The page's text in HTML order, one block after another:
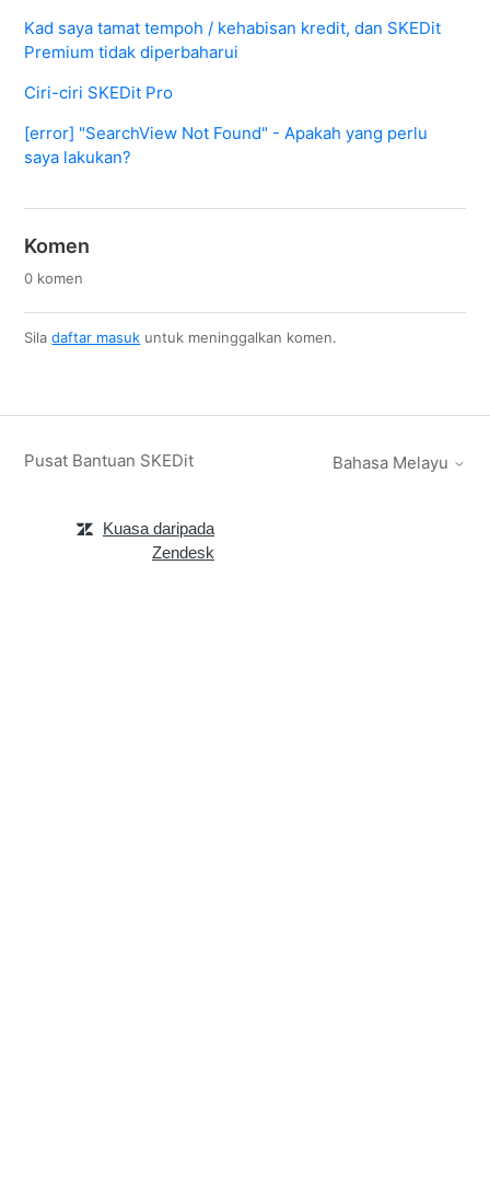
Kad saya tamat tempoh / kehabisan kredit, dan SKEDit
Premium tidak diperbaharui
Ciri-ciri SKEDit Pro
[error] "SearchView Not Found" - Apakah yang perlu
saya lakukan?
Komen
0 komen
Siladaftar masuk untuk meninggalkan komen.
Pusat Bantuan SKEDit Bahasa Melayu
Kuasa daripada
Zendesk